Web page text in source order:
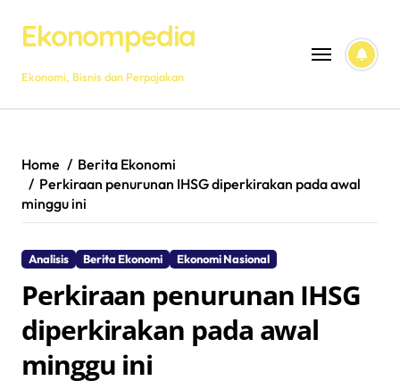
contentEkonompedia
Ekonomi, Bisnis dan Perpajakan
Home
Berita Ekonomi
Perkiraan penurunan IHSG diperkirakan pada awal
minggu ini
Analisis Berita Ekonomi Ekonomi Nasional
Perkiraan penurunan IHSG
diperkirakan pada awal
minggu ini